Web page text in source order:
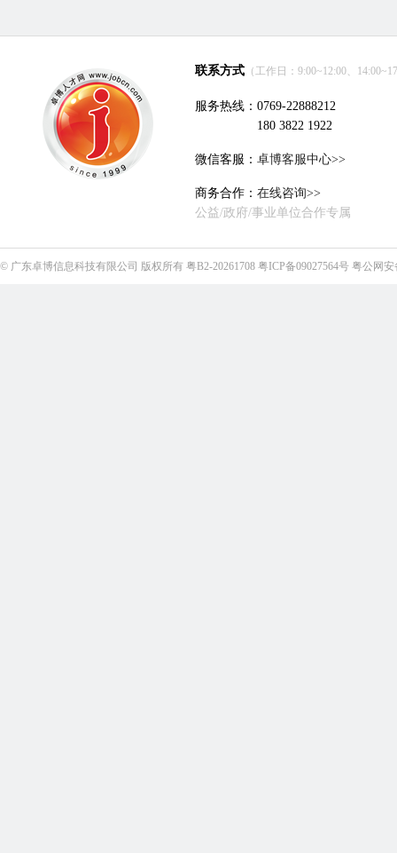
联系方式 （工作日：9:00~12:00、
服务热线：0769-22888212
180 3822 1922
微信客服： 卓博客服中心>>
商务合作： 在线咨询>>
公益/政府/事业单位合作专属
© 广东卓博信息科技有限公司 版权所有 粤B2-20261708 粤ICP备09027564号 粤公网安